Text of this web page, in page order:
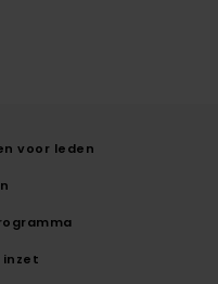
voor leden